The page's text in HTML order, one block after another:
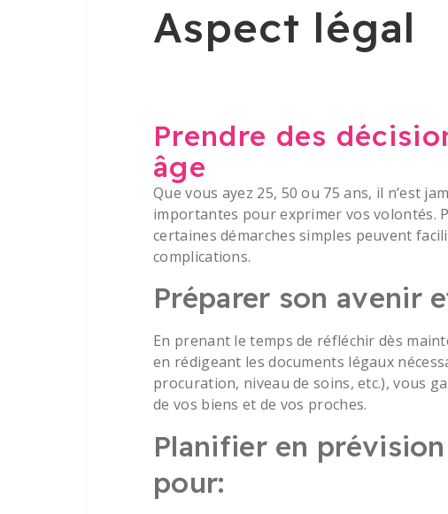
Aspect légal
Prendre des
âge
Que vous ayez 25, 50 ou 75 ans, il n’est
importantes pour exprimer vos volontés.
certaines démarches simples peuvent
complications.
Préparer son avenir
En prenant le temps de réfléchir dès
en rédigeant les documents légaux
procuration, niveau de soins, etc.), vous
de vos biens et de vos proches.
Planifier en
pour: